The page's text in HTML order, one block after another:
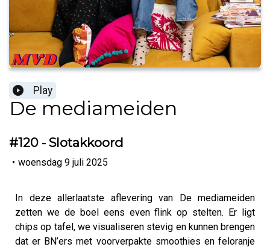
Play
De mediameiden
#120 - Slotakkoord
• woensdag 9 juli 2025
In deze allerlaatste aflevering van De mediameiden
zetten we de boel eens even flink op stelten. Er ligt
chips op tafel, we visualiseren stevig en kunnen brengen
dat er BN’ers met voorverpakte smoothies en feloranje